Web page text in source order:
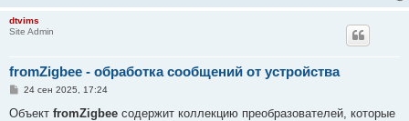
dtvims
Site Admin
fromZigbee - обработка сообщений от устройства
С
о
24 сен 2025, 17:24
Объект fromZigbee содержит коллекцию преобразователей, которые